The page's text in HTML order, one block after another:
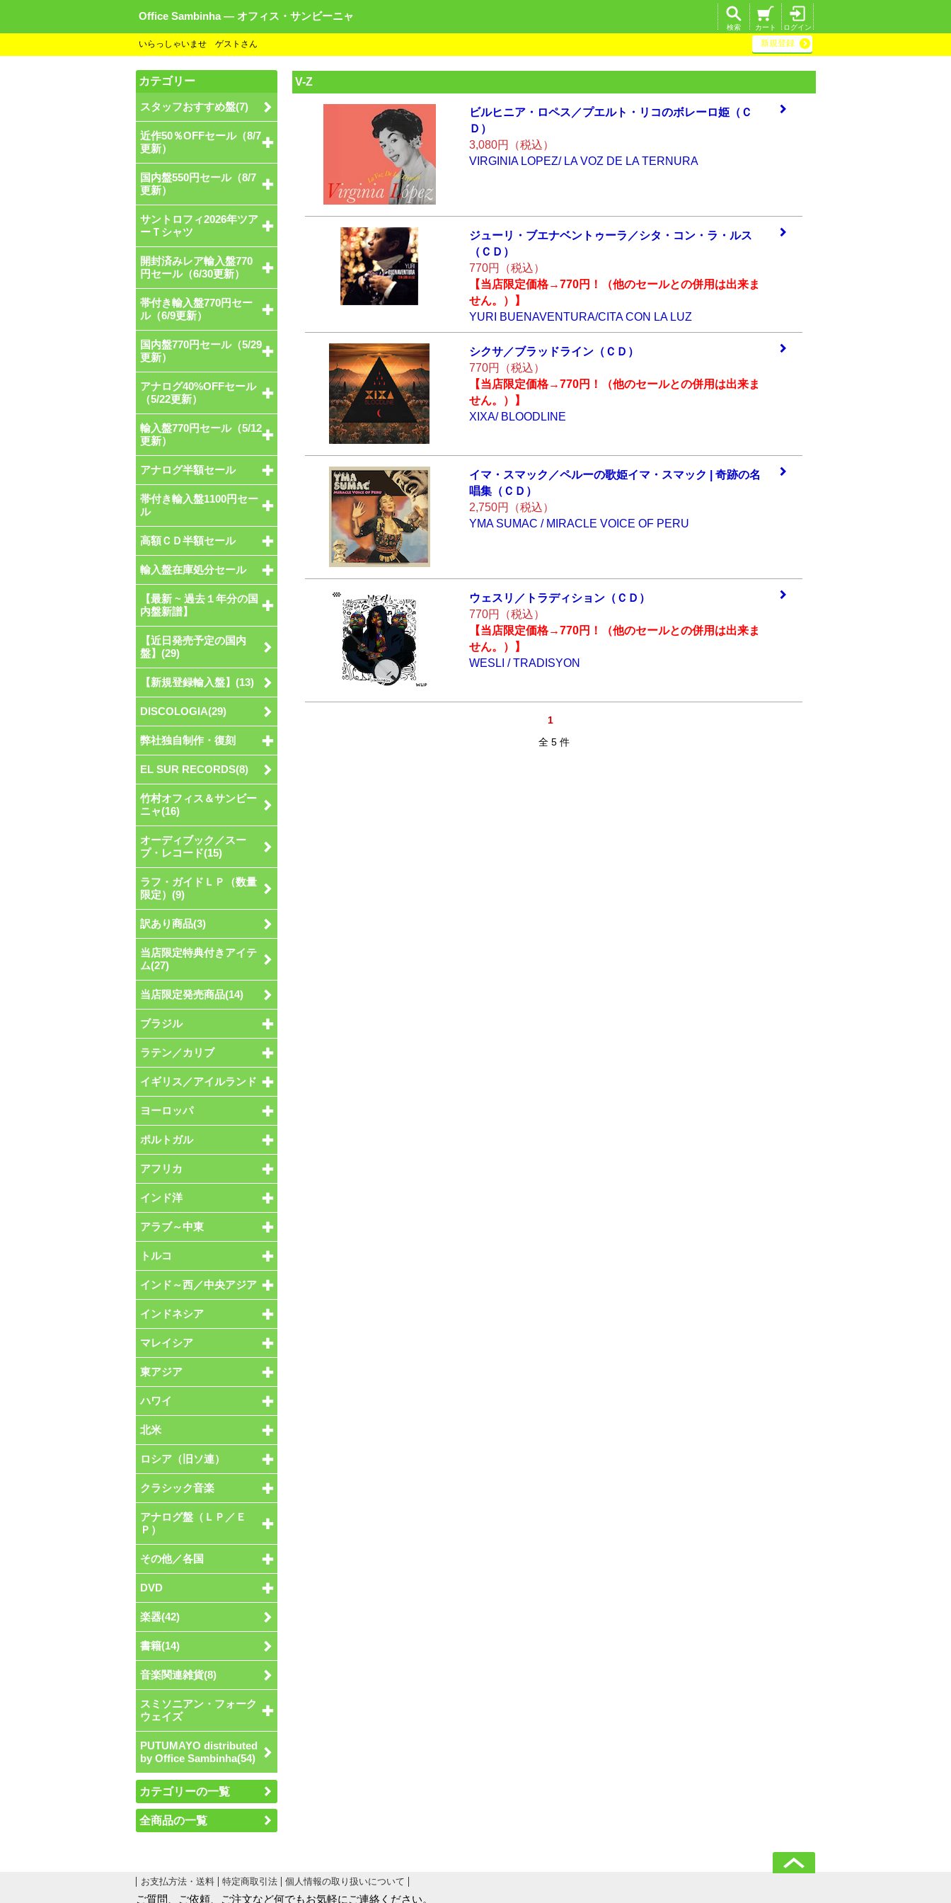
Office Sambinha ― オフィス・サンビーニャ
ログイン
カート
検索
いらっしゃいませ ゲストさん 新規登録
V-Z
ビルヒニア・ロペス／プエルト・リ コのボレーロ姫（ Ｃ
Ｄ）
3,080円（税込）
VIRGINIA LOPEZ/ LA VOZ DE LA TERNURA
ジューリ・ブエナベントゥーラ／シタ・コン・ラ・ルス
（ＣＤ）
770円（税込）
【当店限定価格→770円！（他のセールとの併用は出来ま
せん。）】
YURI BUENAVENTURA/CITA CON LA LUZ
シクサ／ブラッドライン（ＣＤ）
770円（税込）
【当店限定価格→770円！（他のセールとの併用は出来ま
せん。）】
XIXA/ BLOODLINE
イマ・スマック／ペルーの歌姫イマ ・スマック | 奇跡の名
唱集（ＣＤ）
2,750円（税込）
YMA SUMAC / MIRACLE VOICE OF PERU
ウェスリ／トラディション（ＣＤ）
770円（税込）
【当店限定価格→770円！（他のセールとの併用は出来ま
せん。）】
WESLI / TRADISYON
1
全 5 件
カテゴリー
スタッフおすすめ盤(7)
近作50％OFFセール（8/7
更新）
国内盤550円セール（8/7
更新）
サントロフィ2026年ツア
ーＴシャツ
開封済みレア輸入盤770
円セール（6/30更新）
帯付き輸入盤770円セー
ル（6/9更新）
国内盤770円セール（5/29
更新）
アナログ40%OFFセール
（5/22更新）
輸入盤770円セール（5/12
更新）
アナログ半額セール
帯付き輸入盤1100円セー
ル
高額ＣＤ半額セール
輸入盤在庫処分セール
【最新 ~ 過去１年分の国
内盤新譜】
【近日発売予定の国内
盤】(29)
【新規登録輸入盤】(13)
DISCOLOGIA(29)
弊社独自制作・復刻
EL SUR RECORDS(8)
竹村オフィス＆サンビー
ニャ(16)
オーディブック／スー
プ・レコード(15)
ラフ・ガイドＬＰ（数量
限定）(9)
訳あり商品(3)
当店限定特典付きアイテ
ム(27)
当店限定発売商品(14)
ブラジル
ラテン／カリブ
イギリス／アイルランド
ヨーロッパ
ポルトガル
アフリカ
インド洋
アラブ～中東
トルコ
インド～西／中央アジア
インドネシア
マレイシア
東アジア
ハワイ
北米
ロシア（旧ソ連）
クラシック音楽
アナログ盤（ＬＰ／Ｅ
Ｐ）
その他／各国
DVD
楽器(42)
書籍(14)
音楽関連雑貨(8)
スミソニアン・フォーク
ウェイズ
PUTUMAYO distributed
by Office Sambinha(54)
カテゴリーの一覧
全商品の一覧
お支払方法・送料 特定商取引法 個人情報の取り扱いについて
ご質問、ご依頼、ご注文など何でもお気軽にご連絡ください。